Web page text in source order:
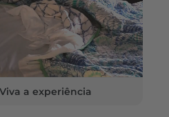
Viva a experiência